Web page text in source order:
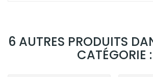
6 AUTRES PRODUITS
CATÉGORIE :